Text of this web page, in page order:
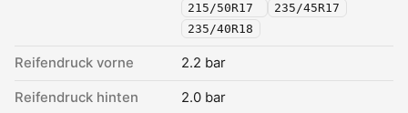
215/50R17
235/45R17
235/40R18
Reifendruck vorne 2.2 bar
Reifendruck hinten 2.0 bar